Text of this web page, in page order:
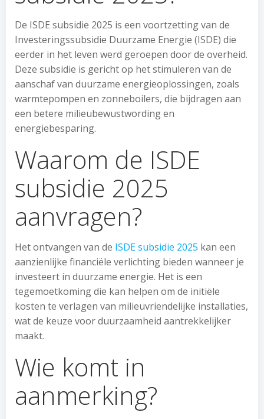
De ISDE subsidie 2025 is een voortzetting van de
Investeringssubsidie Duurzame Energie (ISDE) die
eerder in het leven werd geroepen door de overheid.
Deze subsidie is gericht op het stimuleren van de
aanschaf van duurzame energieoplossingen, zoals
warmtepompen en zonneboilers, die bijdragen aan
een betere milieubewustwording en
energiebesparing.
Waarom de ISDE
subsidie 2025
aanvragen?
Het ontvangen van de ISDE subsidie 2025 kan een
aanzienlijke financiële verlichting bieden wanneer je
investeert in duurzame energie. Het is een
tegemoetkoming die kan helpen om de initiële
kosten te verlagen van milieuvriendelijke installaties,
wat de keuze voor duurzaamheid aantrekkelijker
maakt.
Wie komt in
aanmerking?